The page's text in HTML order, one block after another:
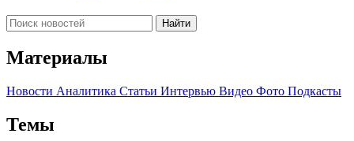
Найти
Материалы
Новости Аналитика Статьи Интервью Видео Фото Подкасты
Темы